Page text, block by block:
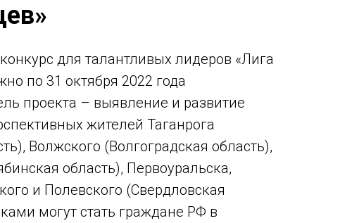
для талантливых лидеров «Лига
по 31 октября 2022 года
проекта – выявление и развитие
жителей Таганрога
Волжского (Волгоградская область),
область), Первоуральска,
и Полевского (Свердловская
могут стать граждане РФ в